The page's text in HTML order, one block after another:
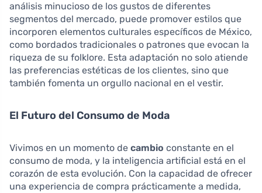
análisis minucioso de los gustos de diferentes
segmentos del mercado, puede promover estilos que
incorporen elementos culturales específicos de México,
como bordados tradicionales o patrones que evocan la
riqueza de su folklore. Esta adaptación no solo atiende
las preferencias estéticas de los clientes, sino que
también fomenta un orgullo nacional en el vestir.
El Futuro del Consumo de Moda
Vivimos en un momento de cambio constante en el
consumo de moda, y la inteligencia artificial está en el
corazón de esta evolución. Con la capacidad de ofrecer
una experiencia de compra prácticamente a medida,